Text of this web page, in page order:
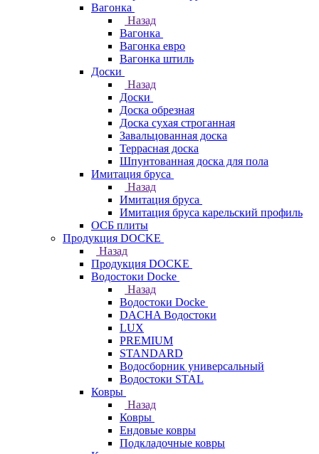
Вагонка
Назад
Вагонка
Вагонка евро
Вагонка штиль
Доски
Назад
Доски
Доска обрезная
Доска сухая строганная
Завальцованная доска
Террасная доска
Шпунтованная доска для пола
Имитация бруса
Назад
Имитация бруса
Имитация бруса карельский профиль
ОСБ плиты
Продукция DOCKE
Назад
Продукция DOCKE
Водостоки Docke
Назад
Водостоки Docke
DACHA Водостоки
LUX
PREMIUM
STANDARD
Водосборник универсальный
Водостоки STAL
Ковры
Назад
Ковры
Ендовые ковры
Подкладочные ковры